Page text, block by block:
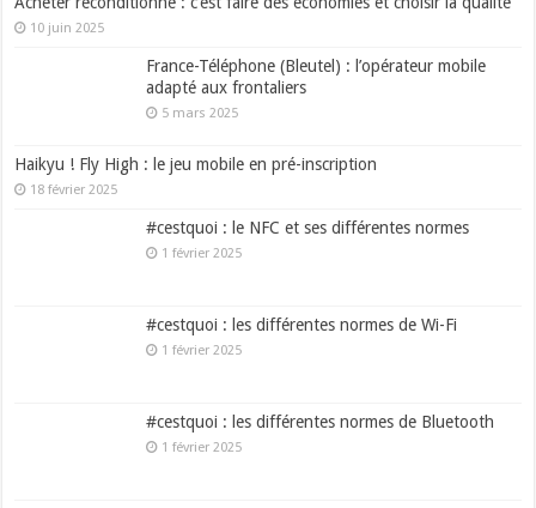
10 juin 2025
France-Téléphone (Bleutel) : l’opérateur mobile
adapté aux frontaliers
5 mars 2025
Haikyu ! Fly High : le jeu mobile en pré-inscription
18 février 2025
#cestquoi : le NFC et ses différentes normes
1 février 2025
#cestquoi : les différentes normes de Wi-Fi
1 février 2025
#cestquoi : les différentes normes de Bluetooth
1 février 2025